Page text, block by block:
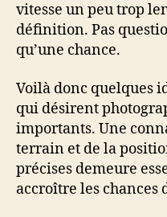
vitesse un peu trop
définition. Pas
qu’une chance.
Voilà donc quelques
qui désirent
importants. Une
terrain et de la
précises demeure
accroître les chances